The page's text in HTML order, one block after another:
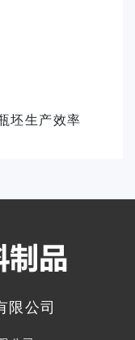
坯生产效率
限公司